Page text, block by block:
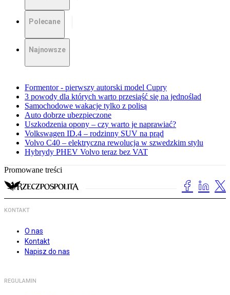
Polecane
Najnowsze
Formentor - pierwszy autorski model Cupry
3 powody dla których warto przesiąść się na jednoślad
Samochodowe wakacje tylko z polisą
Auto dobrze ubezpieczone
Uszkodzenia opony – czy warto je naprawiać?
Volkswagen ID.4 – rodzinny SUV na prąd
Volvo C40 – elektryczna rewolucja w szwedzkim stylu
Hybrydy PHEV Volvo teraz bez VAT
Promowane treści
KONTAKT
O nas
Kontakt
Napisz do nas
REGULAMIN